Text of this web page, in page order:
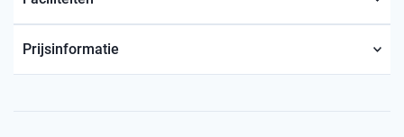
Prijsinformatie